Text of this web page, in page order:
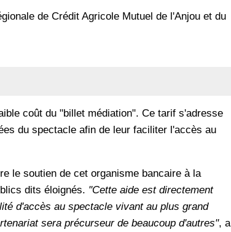
de Crédit Agricole Mutuel de l'Anjou et du
coût du "billet médiation". Ce tarif s'adresse
du spectacle afin de leur faciliter l'accès au
le soutien de cet organisme bancaire à la
dits éloignés. "Cette aide est directement
d'accès au spectacle vivant au plus grand
sera précurseur de beaucoup d'autres", a